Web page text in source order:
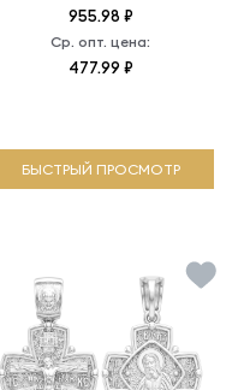
955.98 ₽
Ср. опт. цена:
477.99 ₽
БЫСТРЫЙ ПРОСМОТР